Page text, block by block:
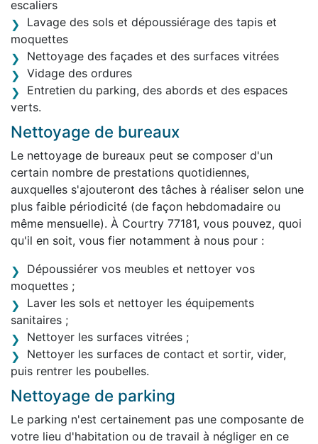
escaliers
Lavage des sols et dépoussiérage des tapis et
moquettes
Nettoyage des façades et des surfaces vitrées
Vidage des ordures
Entretien du parking, des abords et des espaces
verts.
Nettoyage de bureaux
Le nettoyage de bureaux peut se composer d'un
certain nombre de prestations quotidiennes,
auxquelles s'ajouteront des tâches à réaliser selon une
plus faible périodicité (de façon hebdomadaire ou
même mensuelle). À Courtry 77181, vous pouvez, quoi
qu'il en soit, vous fier notamment à nous pour :
Dépoussiérer vos meubles et nettoyer vos
moquettes ;
Laver les sols et nettoyer les équipements
sanitaires ;
Nettoyer les surfaces vitrées ;
Nettoyer les surfaces de contact et sortir, vider,
puis rentrer les poubelles.
Nettoyage de parking
Le parking n'est certainement pas une composante de
votre lieu d'habitation ou de travail à négliger en ce